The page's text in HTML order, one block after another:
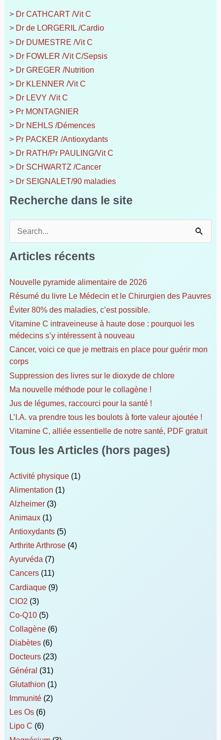
> Dr CATHCART /Vit C
> Dr de LORGERIL /Cardio
> Dr DUMESTRE /Vit C
> Dr FOWLER /Vit C/Sepsis
> Dr GREGER /Nutrition
> Dr KLENNER /Vit C
> Dr LEVY /Vit C
> Pr MONTAGNIER
> Dr NEHLS /Démences
> Pr PACKER /Antioxydants
> Dr RATH/Pr PAULING/Vit C
> Dr SCHWARTZ /Cancer
> Dr SEIGNALET/90 maladies
Recherche dans le site
h
r
c
h
e
r
Articles récents
Nouvelle pyramide alimentaire de 2026
Résumé du livre Le Médecin et le Chirurgien des Pauvres
Éviter 80% des maladies, c’est possible.
Vitamine C intraveineuse à haute dose : pourquoi les
médecins s’y intéressent à nouveau
Cancer, voici ce que je mettrais en place pour guérir mon
corps
Suppression des livres sur le dioxyde de chlore
Ma nouvelle méthode pour le collagène !
Jus de légumes, raccourci pour la santé !
L’I.A. va prendre tous les boulots à forte valeur ajoutée !
Vitamine C, alliée essentielle de notre santé, PDF gratuit
Tous les Articles (hors pages)
Activité physique(1)
Alimentation (1)
Alzheimer(3)
Animaux(1)
Antioxydants(5)
Arthrite Arthrose(4)
Ayurvéda (7)
Cancers(11)
Cardiaque(9)
ClO2 (3)
Co-Q10(5)
Collagène(6)
Diabètes(6)
Docteurs(23)
Général (31)
Glutathion (1)
Immunité(2)
Les Os(6)
Lipo C (6)